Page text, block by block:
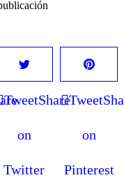
TweetShare
on
Twitter
Tweet
on
Pinterest